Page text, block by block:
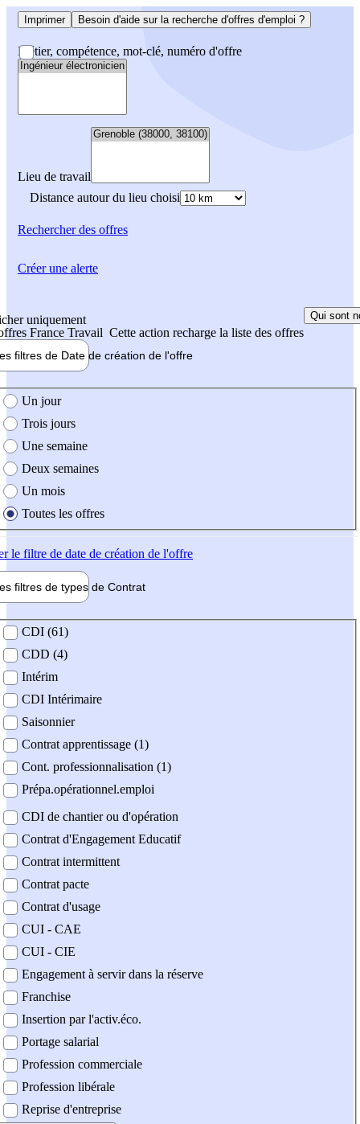
Imprimer Besoin d'aide sur la recherche d'offres d'emploi ?
Métier, compétence, mot-clé, numéro d'offre
Lieu de travail
Distance autour du lieu choisi
Rechercherdes offres
uniquement
France Travail Cette action recharge la liste des offres
Qui sont
filtres de Date de création de l'offre
création de l'offre
Un jour
Trois jours
Une semaine
Deux semaines
Un mois
Toutes les offres
le filtre de date de création de l'offre
filtres de types de Contrat
contrat
CDI (61)
CDD (4)
Intérim
CDI Intérimaire
Saisonnier
Contrat apprentissage (1)
Cont. professionnalisation (1)
Prépa.opérationnel.emploi
CDI de chantier ou d'opération
Contrat d'Engagement Educatif
Contrat intermittent
Contrat pacte
Contrat d'usage
CUI - CAE
CUI - CIE
Engagement à servir dans la réserve
Franchise
Insertion par l'activ.éco.
Portage salarial
Profession commerciale
Profession libérale
Reprise d'entreprise
Créer une alerte